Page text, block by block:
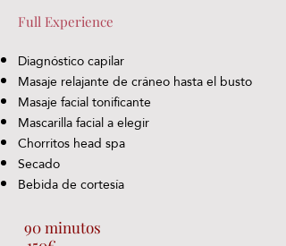
Full Experience
Diagnóstico capilar
Masaje relajante de cráneo hasta el busto
Masaje facial tonificante
Mascarilla facial a elegir
Chorritos head spa
Secado
Bebida de cortesía
90 minutos